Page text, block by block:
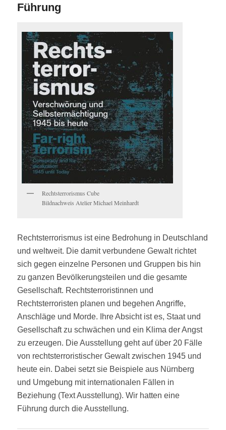
Führung
Rechtsterrorismus Cube
Bildnachweis Atelier Michael Meinhardt
Rechtsterrorismus ist eine Bedrohung in Deutschland
und weltweit. Die damit verbundene Gewalt richtet
sich gegen einzelne Personen und Gruppen bis hin
zu ganzen Bevölkerungsteilen und die gesamte
Gesellschaft. Rechtsterroristinnen und
Rechtsterroristen planen und begehen Angriffe,
Anschläge und Morde. Ihre Absicht ist es, Staat und
Gesellschaft zu schwächen und ein Klima der Angst
zu erzeugen. Die Ausstellung geht auf über 20 Fälle
von rechtsterroristischer Gewalt zwischen 1945 und
heute ein. Dabei setzt sie Beispiele aus Nürnberg
und Umgebung mit internationalen Fällen in
Beziehung (Text Ausstellung). Wir hatten eine
Führung durch die Ausstellung.